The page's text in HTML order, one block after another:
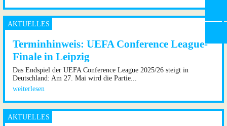
Terminhinweis: UEFA Conference League-
Finale in Leipzig
Das Endspiel der UEFA Conference League 2025/26 steigt in
Deutschland: Am 27. Mai wird die Partie...
weiterlesen